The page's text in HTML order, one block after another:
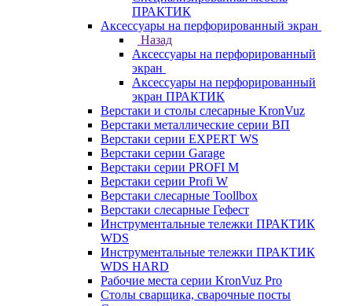
ПРАКТИК
Аксессуары на перфорированный экран
Назад
Аксессуары на перфорированный
экран
Аксессуары на перфорированный
экран ПРАКТИК
Верстаки и столы слесарные KronVuz
Верстаки металлические серии ВП
Верстаки серии EXPERT WS
Верстаки серии Garage
Верстаки серии PROFI M
Верстаки серии Profi W
Верстаки слесарные Toollbox
Верстаки слесарные Гефест
Инструментальные тележки ПРАКТИК
WDS
Инструментальные тележки ПРАКТИК
WDS HARD
Рабочие места серии KronVuz Pro
Столы сварщика, сварочные посты